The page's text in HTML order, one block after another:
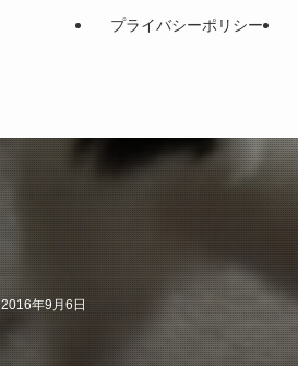
プライバシーポリシー
2016年9月6日